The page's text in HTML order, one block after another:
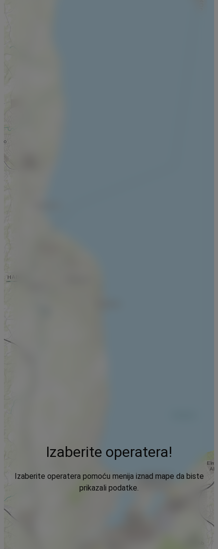
Izaberite operatera!
Izaberite operatera pomoću menija iznad mape da biste
prikazali podatke.